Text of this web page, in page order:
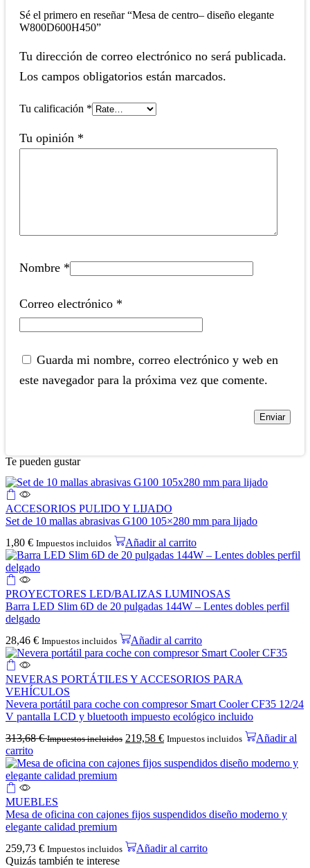
Sé el primero en reseñar “Mesa de centro– diseño elegante
W800D600H450”
Tu dirección de correo electrónico no será publicada.
Los campos obligatorios están marcados.
Tu calificación *
Tu opinión *
Nombre *
Correo electrónico *
Guarda mi nombre, correo electrónico y web en
este navegador para la próxima vez que comente.
Te pueden gustar
ACCESORIOS PULIDO Y LIJADO
Set de 10 mallas abrasivas G100 105×280 mm para lijado
1,80 € Impuestos incluidos Añadir al carrito
PROYECTORES LED/BALIZAS LUMINOSAS
Barra LED Slim 6D de 20 pulgadas 144W – Lentes dobles perfil
delgado
28,46 € Impuestos incluidos Añadir al carrito
NEVERAS PORTÁTILES Y ACCESORIOS PARA
VEHÍCULOS
Nevera portátil para coche con compresor Smart Cooler CF35 12/24
V pantalla LCD y bluetooth impuesto ecológico incluido
313,68€ Impuestos incluidos 219,58 € Impuestos incluidos
Añadir al
carrito
MUEBLES
Mesa de oficina con cajones fijos suspendidos diseño moderno y
elegante calidad premium
259,73 € Impuestos incluidos
Añadir al carrito
Quizás también te interese